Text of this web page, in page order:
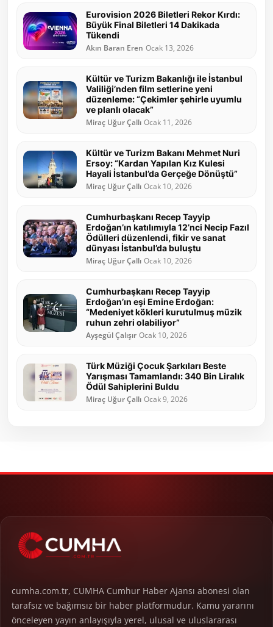
Eurovision 2026 Biletleri Rekor Kırdı:
Büyük Final Biletleri 14 Dakikada
Tükendi
Akın Baran Eren Ocak 13, 2026
Kültür ve Turizm Bakanlığı ile İstanbul
Valiliği’nden film setlerine yeni
düzenleme: “Çekimler şehirle uyumlu
ve planlı olacak”
Miraç Uğur Çallı Ocak 11, 2026
Kültür ve Turizm Bakanı Mehmet Nuri
Ersoy: “Kardan Yapılan Kız Kulesi
Hayali İstanbul’da Gerçeğe Dönüştü”
Miraç Uğur Çallı Ocak 10, 2026
Cumhurbaşkanı Recep Tayyip
Erdoğan’ın katılımıyla 12’nci Necip Fazıl
Ödülleri düzenlendi, fikir ve sanat
dünyası İstanbul’da buluştu
Miraç Uğur Çallı Ocak 10, 2026
Cumhurbaşkanı Recep Tayyip
Erdoğan’ın eşi Emine Erdoğan:
“Medeniyet kökleri kurutulmuş müzik
ruhun zehri olabiliyor”
Ayşegül Çalışır Ocak 10, 2026
Türk Müziği Çocuk Şarkıları Beste
Yarışması Tamamlandı: 340 Bin Liralık
Ödül Sahiplerini Buldu
Miraç Uğur Çallı Ocak 9, 2026
cumha.com.tr, CUMHA Cumhur Haber Ajansı abonesi olan
tarafsız ve bağımsız bir haber platformudur. Kamu yararını
önceleyen yayın anlayışıyla yerel, ulusal ve uluslararası